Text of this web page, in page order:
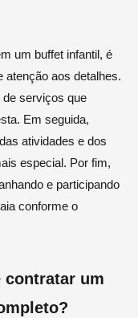
um buffet infantil, é
atenção aos detalhes.
serviços que
Em seguida,
atividades e dos
especial. Por fim,
e participando
conforme o
contratar um